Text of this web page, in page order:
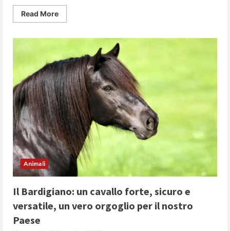
Read MoreRead
more
medicina
comportamentale
veterinaria:
di
cosa
si
occupa,
quali
problematiche
affronta
e
quali
terapie
prevede
Animali
Il Bardigiano: un cavallo forte, sicuro e
versatile, un vero orgoglio per il nostro
Paese